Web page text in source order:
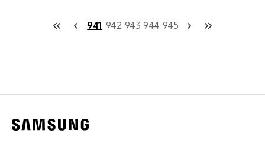
941 942 943 944 945